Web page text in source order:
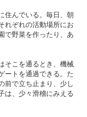
住んでいる。毎日、朝
れぞれの活動場所にお
で野菜を作ったり、あ
そこを通るとき、機械
ートを通過できる。た
前で立ち止まり、少し
は、少々滑稽にみえる